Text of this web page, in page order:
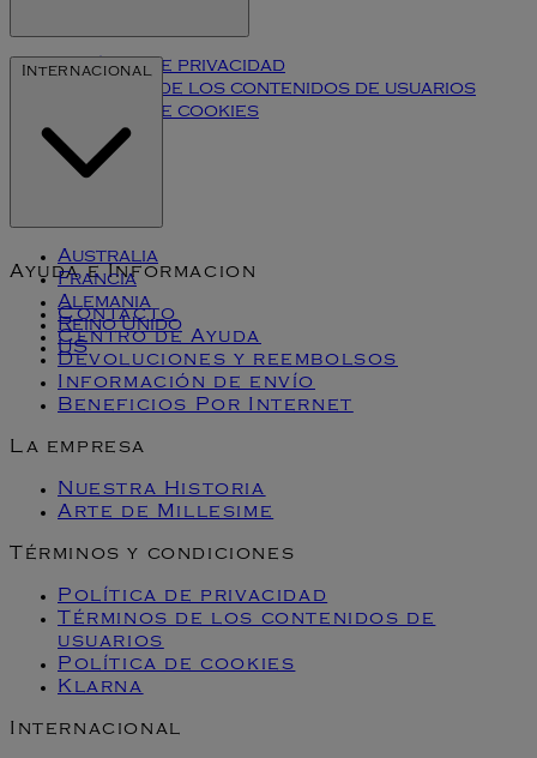
Política de privacidad
Términos de los contenidos de usuarios
Política de cookies
Klarna
Internacional
Australia
Francia
Alemania
Reino Unido
US
Ayuda e Informacion
Contacto
Centro de Ayuda
Devoluciones y reembolsos
Información de envío
Beneficios Por Internet
La empresa
Nuestra Historia
Arte de Millesime
Términos y condiciones
Política de privacidad
Términos de los contenidos de
usuarios
Política de cookies
Klarna
Internacional